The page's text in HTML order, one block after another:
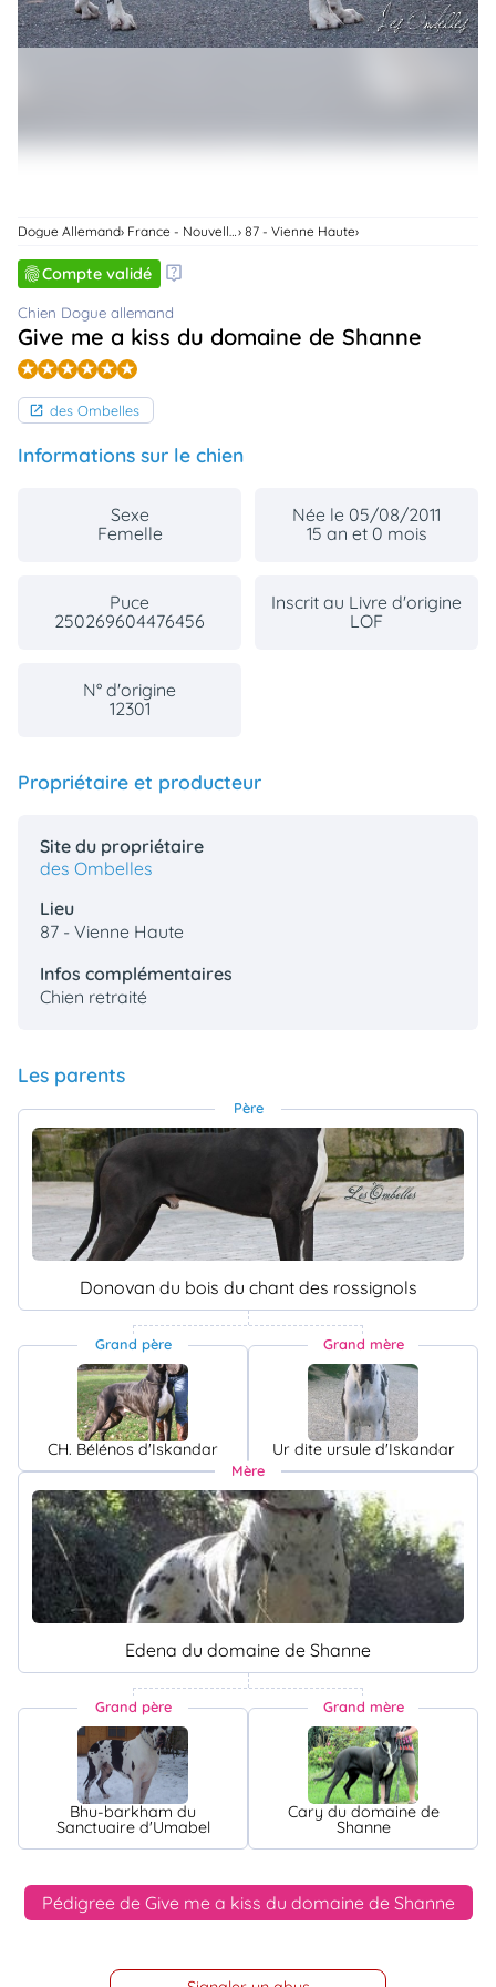
Connexion
Dogue Allemand 87 - Vienne Haute
Compte validé
Chien Dogue allemand
Give me a kiss du domaine de Shanne
des Ombelles
Informations sur le chien
Sexe
Femelle
Née le 05/08/2011
15 an et 0 mois
Puce
250269604476456
Inscrit au Livre d'origine
LOF
N° d'origine
12301
Propriétaire et producteur
Site du propriétaire
des Ombelles
Lieu
87 - Vienne Haute
Infos complémentaires
Chien retraité
Les parents
Père
Donovan du bois du chant des rossignols
Grand père
CH. Bélénos d'Iskandar
Grand mère
Ur dite ursule d'Iskandar
Mère
Edena du domaine de Shanne
Grand père
Bhu-barkham du
Sanctuaire d'Umabel
Grand mère
Cary du domaine de
Shanne
Pédigree de Give me a kiss du domaine de Shanne